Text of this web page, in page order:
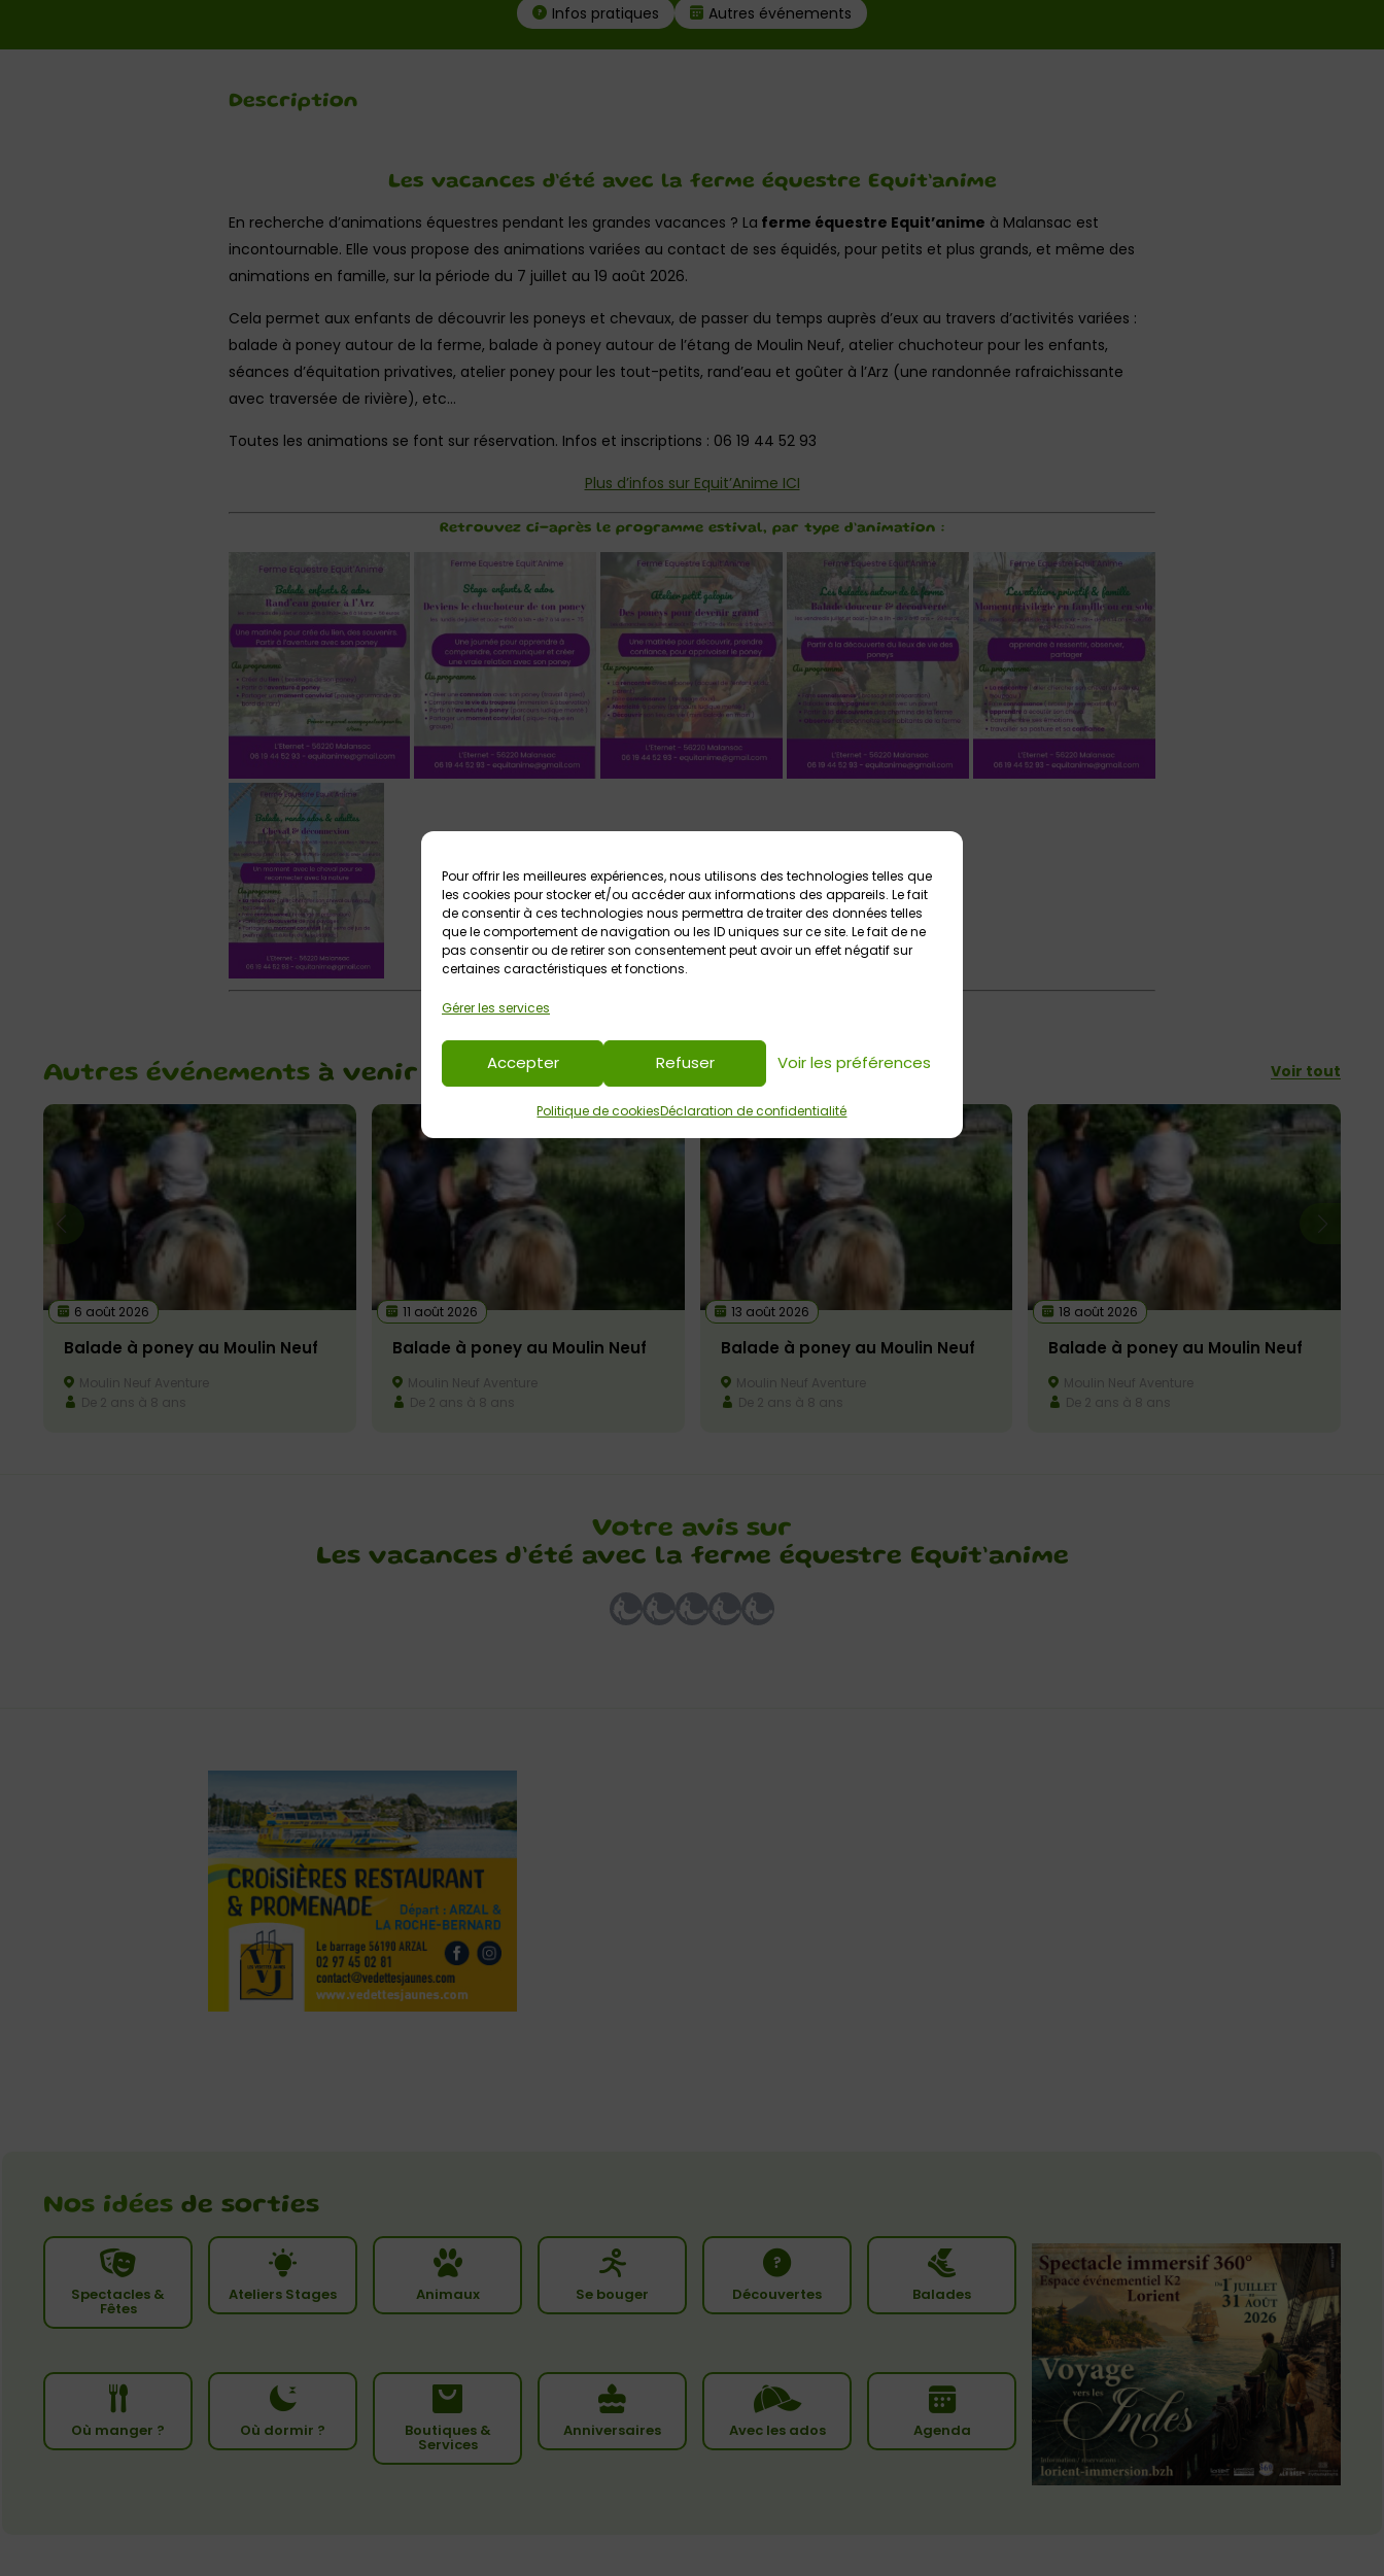
Pour offrir les meilleures expériences, nous utilisons des technologies telles que
les cookies pour stocker et/ou accéder aux informations des appareils. Le fait
de consentir à ces technologies nous permettra de traiter des données telles
que le comportement de navigation ou les ID uniques sur ce site. Le fait de ne
pas consentir ou de retirer son consentement peut avoir un effet négatif sur
certaines caractéristiques et fonctions.
Gérer les services
Accepter Refuser Voir les préférences
Politique de cookiesDéclaration de confidentialité
Infos pratiques Autres événements
Description
Les vacances d’été avec la ferme équestre Equit’anime
En recherche d’animations équestres pendant les grandes vacances ? La ferme équestre Equit’anime à Malansac est
incontournable. Elle vous propose des animations variées au contact de ses équidés, pour petits et plus grands, et même des
animations en famille, sur la période du 7 juillet au 19 août 2026.
Cela permet aux enfants de découvrir les poneys et chevaux, de passer du temps auprès d’eux au travers d’activités variées :
balade à poney autour de la ferme, balade à poney autour de l’étang de Moulin Neuf, atelier chuchoteur pour les enfants,
séances d’équitation privatives, atelier poney pour les tout-petits, rand’eau et goûter à l’Arz (une randonnée rafraichissante
avec traversée de rivière), etc…
Toutes les animations se font sur réservation. Infos et inscriptions : 06 19 44 52 93
Plus d’infos sur Equit’Anime ICI
Retrouvez ci-après le programme estival, par type d’animation :
Autres événements à venir Voir tout
6 août 2026
Balade à poney au Moulin Neuf
Moulin Neuf Aventure
De 2 ans à 8 ans
11 août 2026
Balade à poney au Moulin Neuf
Moulin Neuf Aventure
De 2 ans à 8 ans
13 août 2026
Balade à poney au Moulin Neuf
Moulin Neuf Aventure
De 2 ans à 8 ans
18 août 2026
Balade à poney au Moulin Neuf
Moulin Neuf Aventure
De 2 ans à 8 ans
Votre avis sur
Les vacances d’été avec la ferme équestre Equit’anime
Nos idées de sorties
Spectacles &
Fêtes
Ateliers Stages Animaux Se bouger Découvertes Balades
Où manger ? Où dormir ? Boutiques &
Services
Anniversaires Avec les ados Agenda